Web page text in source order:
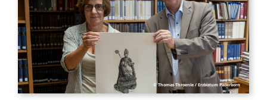
© Thomas Throenle / Erzbistum Paderborn